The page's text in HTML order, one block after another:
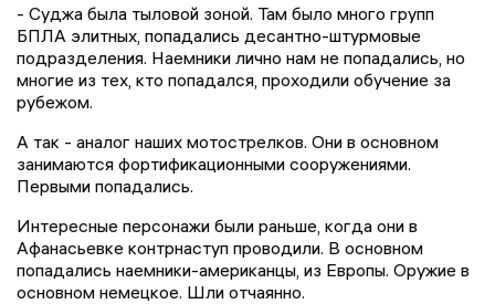
- Суджа была тыловой зоной. Там было много групп
БПЛА элитных, попадались десантно-штурмовые
подразделения. Наемники лично нам не попадались, но
многие из тех, кто попадался, проходили обучение за
рубежом.
А так - аналог наших мотострелков. Они в основном
занимаются фортификационными сооружениями.
Первыми попадались.
Интересные персонажи были раньше, когда они в
Афанасьевке контрнаступ проводили. В основном
попадались наемники-американцы, из Европы. Оружие в
основном немецкое. Шли отчаянно.